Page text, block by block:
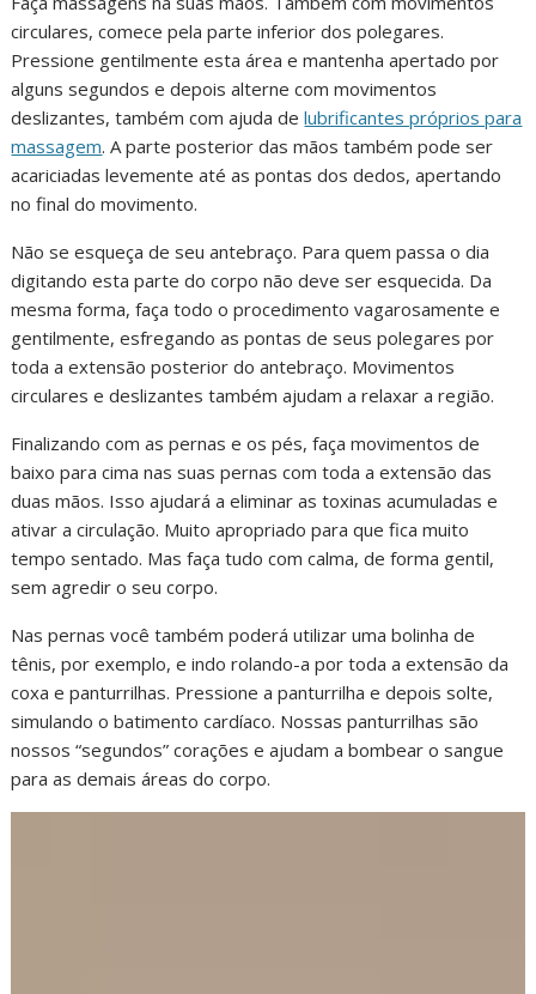
circulares, comece pela parte inferior dos polegares.
Pressione gentilmente esta área e mantenha apertado por
alguns segundos e depois alterne com movimentos
deslizantes, também com ajuda delubrificantes próprios para
massagem. A parte posterior das mãos também pode ser
acariciadas levemente até as pontas dos dedos, apertando
no final do movimento.
Não se esqueça de seu antebraço. Para quem passa o dia
digitando esta parte do corpo não deve ser esquecida. Da
mesma forma, faça todo o procedimento vagarosamente e
gentilmente, esfregando as pontas de seus polegares por
toda a extensão posterior do antebraço. Movimentos
circulares e deslizantes também ajudam a relaxar a região.
Finalizando com as pernas e os pés, faça movimentos de
baixo para cima nas suas pernas com toda a extensão das
duas mãos. Isso ajudará a eliminar as toxinas acumuladas e
ativar a circulação. Muito apropriado para que fica muito
tempo sentado. Mas faça tudo com calma, de forma gentil,
sem agredir o seu corpo.
Nas pernas você também poderá utilizar uma bolinha de
tênis, por exemplo, e indo rolando-a por toda a extensão da
coxa e panturrilhas. Pressione a panturrilha e depois solte,
simulando o batimento cardíaco. Nossas panturrilhas são
nossos “segundos” corações e ajudam a bombear o sangue
para as demais áreas do corpo.